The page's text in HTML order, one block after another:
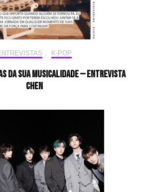
K-POP
da sua musicalidade — Entrevista
CHEN